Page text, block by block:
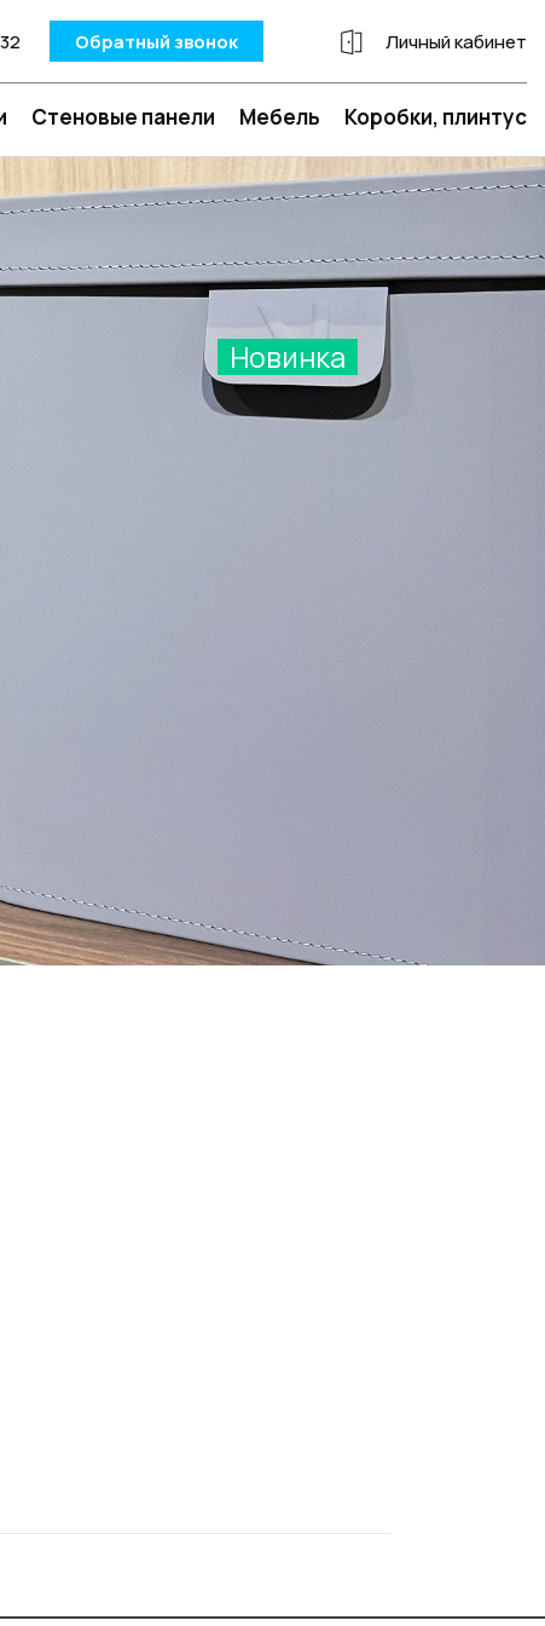
Обратный звонок Личный кабинет
Стеновые панели Мебель Коробки, плинтус
Новинка
87 32
Вал, д. 32
87-32